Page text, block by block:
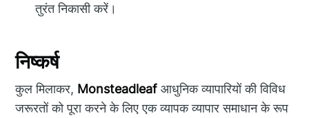
तुरंत निकासी करें।
निष्कर्ष
कुल मिलाकर, Monsteadleaf आधुनिक व्यापारियों की विविध
जरूरतों को पूरा करने के लिए एक व्यापक व्यापार समाधान के रूप